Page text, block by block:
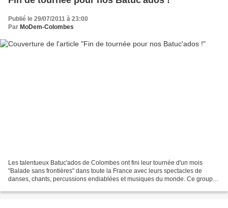
Publié le 29/07/2011 à 23:00
Par MoDem-Colombes
Les talentueux Batuc'ados de Colombes ont fini leur tournée d'un mois
"Balade sans frontières" dans toute la France avec leurs spectacles de
danses, chants, percussions endiablées et musiques du monde. Ce groupe,